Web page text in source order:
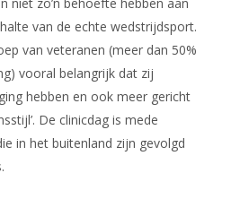
van de echte wedstrijdsport.
van veteranen (meer dan 50%
vooral belangrijk dat zij
hebben en ook meer gericht
De clinicdag is mede
in het buitenland zijn gevolgd